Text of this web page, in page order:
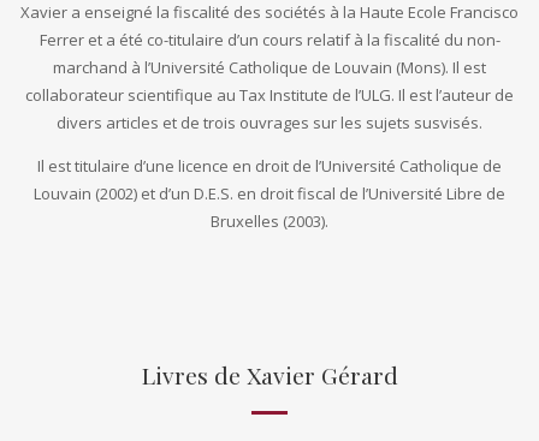
Xavier a enseigné la fiscalité des sociétés à la Haute Ecole Francisco
Ferrer et a été co-titulaire d’un cours relatif à la fiscalité du non-
marchand à l’Université Catholique de Louvain (Mons). Il est
collaborateur scientifique au Tax Institute de l’ULG. Il est l’auteur de
divers articles et de trois ouvrages sur les sujets susvisés.
Il est titulaire d’une licence en droit de l’Université Catholique de
Louvain (2002) et d’un D.E.S. en droit fiscal de l’Université Libre de
Bruxelles (2003).
Livres de Xavier Gérard